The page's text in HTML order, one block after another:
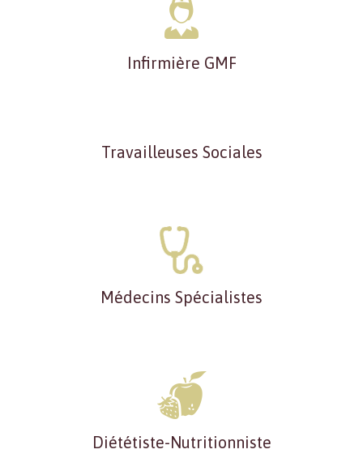
Infirmière GMF
Travailleuses Sociales
Médecins Spécialistes
Diététiste-Nutritionniste